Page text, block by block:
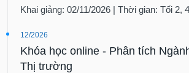
Khai giảng: 02/11/2026 | Thời gian: Tối 2,
12/2026
Khóa học online - Phân tích
Thị trường